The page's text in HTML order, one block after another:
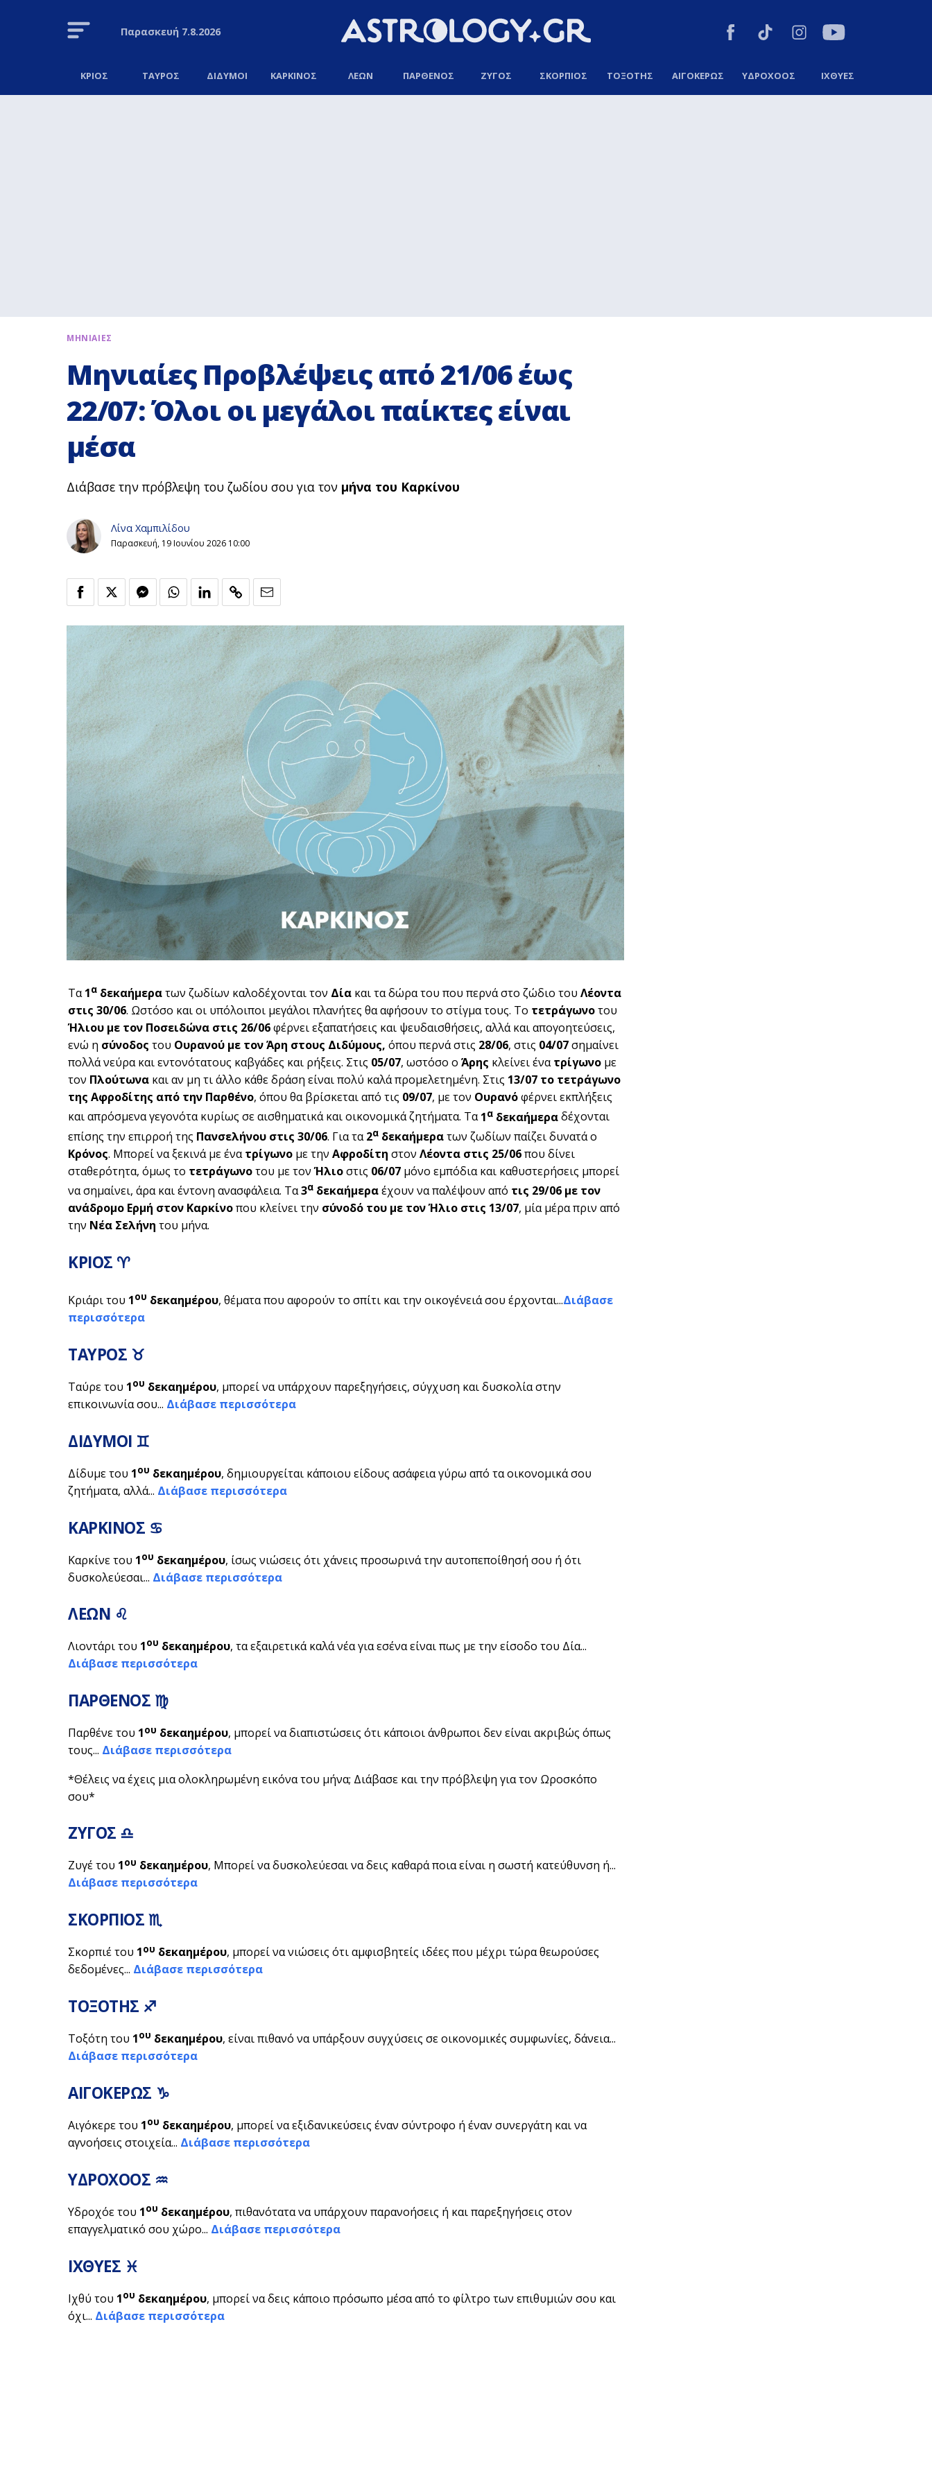
Παρασκευή7.8.2026
ΚΡΙΟΣ ΤΑΥΡΟΣ ΔΙΔΥΜΟΙ ΚΑΡΚΙΝΟΣ ΛΕΩΝ ΠΑΡΘΕΝΟΣ ΖΥΓΟΣ ΣΚΟΡΠΙΟΣ ΤΟΞΟΤΗΣ ΑΙΓΟΚΕΡΩΣ ΥΔΡΟΧΟΟΣ ΙΧΘΥΕΣ
ΜΗΝΙΑΙΕΣ
Μηνιαίες Προβλέψεις από 21/06 έως
22/07: Όλοι οι μεγάλοι παίκτες είναι
μέσα
Διάβασε την πρόβλεψη του ζωδίου σου για τον μήνα του Καρκίνου
Λίνα Χαμπιλίδου
Παρασκευή, 19 Ιουνίου 2026 10:00
Τα1α δεκαήμερατων ζωδίων καλοδέχονται τον Δία και τα δώρα του που περνά στο ζώδιο του Λέοντα
στις 30/06. Ωστόσο και οι υπόλοιποι μεγάλοι πλανήτες θα αφήσουν το στίγμα τους. Το τετράγωνοτου
Ήλιου με τον Ποσειδώνα στις 26/06φέρνει εξαπατήσεις και ψευδαισθήσεις, αλλά και απογοητεύσεις,
ενώ η σύνοδος του Ουρανού με τον Άρη στους Διδύμους, όπου περνά στις 28/06, στις 04/07σημαίνει
πολλά νεύρα και εντονότατους καβγάδες και ρήξεις. Στις 05/07, ωστόσο ο Άρης κλείνει ένατρίγωνο με
τον Πλούτωνα και αν μη τι άλλο κάθε δράση είναι πολύ καλά προμελετημένη. Στις 13/07 το τετράγωνο
της Αφροδίτης από την Παρθένο, όπου θα βρίσκεται από τις 09/07, με τον Ουρανόφέρνει εκπλήξεις
και απρόσμενα γεγονότα κυρίως σε αισθηματικά και οικονομικά ζητήματα. Τα1α δεκαήμεραδέχονται
επίσης την επιρροή της Πανσελήνου στις 30/06. Για τα2α δεκαήμερατων ζωδίων παίζει δυνατά ο
Κρόνος. Μπορεί να ξεκινά με ένατρίγωνο με την Αφροδίτη στον Λέοντα στις 25/06που δίνει
σταθερότητα, όμως το τετράγωνοτου με τονΉλιοστις 06/07 μόνο εμπόδια και καθυστερήσεις μπορεί
να σημαίνει, άρα και έντονη ανασφάλεια. Τα3α δεκαήμεραέχουν να παλέψουν από τις 29/06 με τον
ανάδρομο Ερμή στον Καρκίνοπου κλείνει την σύνοδό του με τον Ήλιο στις 13/07, μία μέρα πριν από
την Νέα Σελήνη του μήνα.
ΚΡΙΟΣ ♈
Κριάρι του 1ου δεκαημέρου, θέματα που αφορούν το σπίτι και την οικογένειά σου έρχονται...Διάβασε
περισσότερα
ΤΑΥΡΟΣ ♉
Ταύρε του 1ου δεκαημέρου, μπορεί να υπάρχουν παρεξηγήσεις, σύγχυση και δυσκολία στην
επικοινωνία σου... Διάβασε περισσότερα
ΔΙΔΥΜΟΙ ♊
Δίδυμε του 1ου δεκαημέρου, δημιουργείται κάποιου είδους ασάφεια γύρω από τα οικονομικά σου
ζητήματα, αλλά... Διάβασε περισσότερα
ΚΑΡΚΙΝΟΣ ♋
Καρκίνε του 1ου δεκαημέρου, ίσως νιώσεις ότι χάνεις προσωρινά την αυτοπεποίθησή σου ή ότι
δυσκολεύεσαι... Διάβασε περισσότερα
ΛΕΩΝ ♌
Λιοντάρι του 1ου δεκαημέρου, τα εξαιρετικά καλά νέα για εσένα είναι πως με την είσοδο του Δία...
Διάβασε περισσότερα
ΠΑΡΘΕΝΟΣ ♍
Παρθένε του 1ου δεκαημέρου, μπορεί να διαπιστώσεις ότι κάποιοι άνθρωποι δεν είναι ακριβώς όπως
τους... Διάβασε περισσότερα
*Θέλεις να έχεις μια ολοκληρωμένη εικόνα του μήνα; Διάβασε και την πρόβλεψη για τον Ωροσκόπο
σου*
ΖΥΓΟΣ ♎
Ζυγέ του 1ου δεκαημέρου, Μπορεί να δυσκολεύεσαι να δεις καθαρά ποια είναι η σωστή κατεύθυνση ή...
Διάβασε περισσότερα
ΣΚΟΡΠΙΟΣ ♏
Σκορπιέ του 1ου δεκαημέρου, μπορεί να νιώσεις ότι αμφισβητείς ιδέες που μέχρι τώρα θεωρούσες
δεδομένες... Διάβασε περισσότερα
ΤΟΞΟΤΗΣ ♐
Τοξότη του 1ου δεκαημέρου, είναι πιθανό να υπάρξουν συγχύσεις σε οικονομικές συμφωνίες, δάνεια...
Διάβασε περισσότερα
ΑΙΓΟΚΕΡΩΣ ♑
Αιγόκερε του 1ου δεκαημέρου, μπορεί να εξιδανικεύσεις έναν σύντροφο ή έναν συνεργάτη και να
αγνοήσεις στοιχεία... Διάβασε περισσότερα
ΥΔΡΟΧΟΟΣ ♒
Υδροχόε του 1ου δεκαημέρου, πιθανότατα να υπάρχουν παρανοήσεις ή και παρεξηγήσεις στον
επαγγελματικό σου χώρο... Διάβασε περισσότερα
ΙΧΘΥΕΣ ♓
Ιχθύ του 1ου δεκαημέρου, μπορεί να δεις κάποιο πρόσωπο μέσα από το φίλτρο των επιθυμιών σου και
όχι... Διάβασε περισσότερα